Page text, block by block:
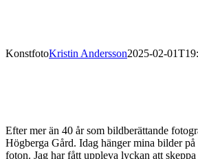
KonstfotoKristin Andersson2025-02-
Efter mer än 40 år som bildberättande
Högberga Gård. Idag hänger mina bilder
foton. Jag har fått uppleva lyckan att